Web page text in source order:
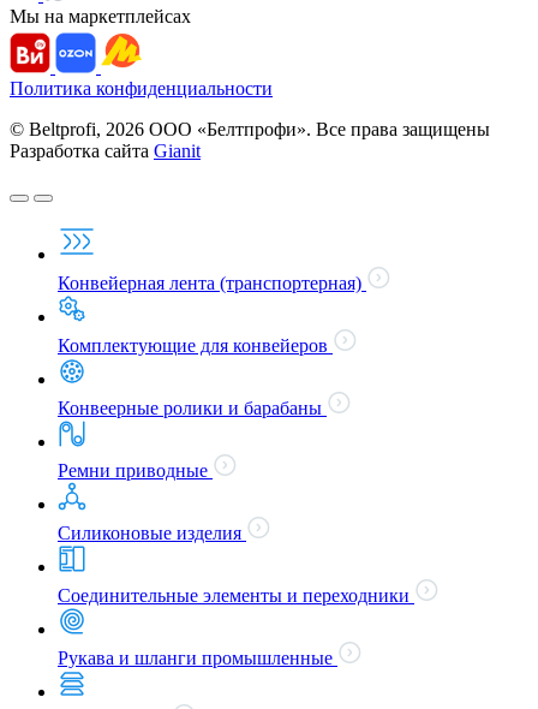
Мы на маркетплейсах
Политика конфиденциальности
© Beltprofi, 2026 ООО «Белтпрофи». Все права защищены
Разработка сайта Gianit
Конвейерная лента (транспортерная)
Комплектующие для конвейеров
Конвеерные ролики и барабаны
Ремни приводные
Силиконовые изделия
Соединительные элементы и переходники
Рукава и шланги промышленные